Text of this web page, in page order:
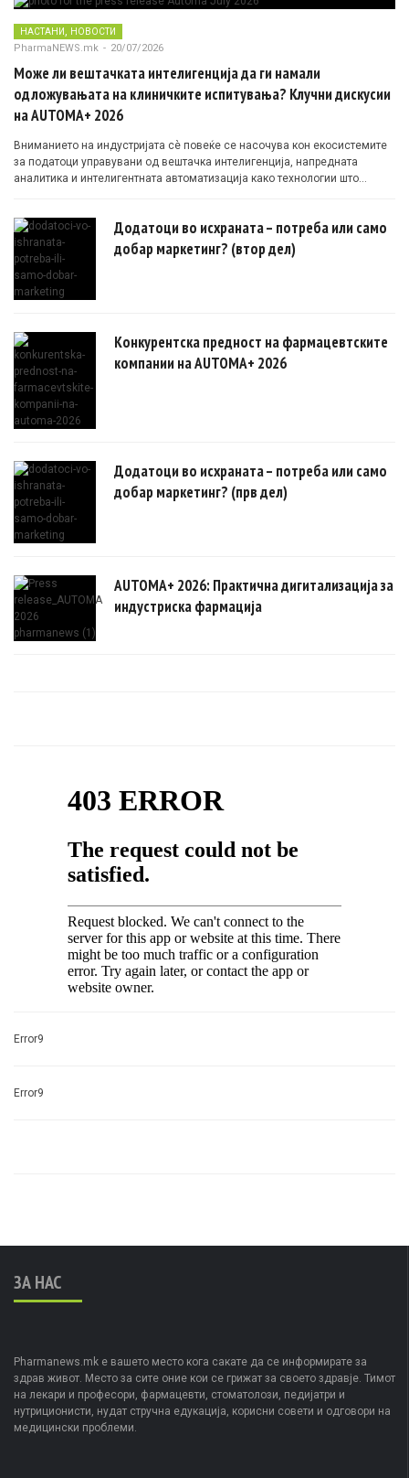
НАСТАНИ, НОВОСТИ
PharmaNEWS.mk - 20/07/2026
Може ли вештачката интелигенција да ги намали
одложувањата на клиничките испитувања? Клучни дискусии
на AUTOMA+ 2026
Вниманието на индустријата сè повеќе се насочува кон екосистемите
за податоци управувани од вештачка интелигенција, напредната
аналитика и интелигентната автоматизација како технологии што
Додатоци во исхраната – потреба или само
добар маркетинг? (втор дел)
Конкурентска предност на фармацевтските
компании на AUTOMA+ 2026
Додатоци во исхраната – потреба или само
добар маркетинг? (прв дел)
AUTOMA+ 2026: Практична дигитализација за
индустриска фармација
Error9
Error9
ЗА НАС
Pharmanews.mk е вашето место кога сакате да се информирате за
здрав живот. Место за сите оние кои се грижат за своето здравје. Тимот
на лекари и професори, фармацевти, стоматолози, педијатри и
нутриционисти, нудат стручна едукација, корисни совети и одговори на
медицински проблеми.